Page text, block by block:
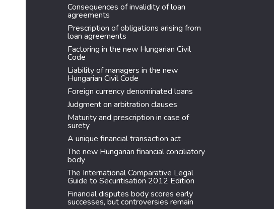
Consequences of invalidity of loan
agreements
Prescription of obligations arising from
loan agreements
Factoring in the new Hungarian Civil
Code
Liability of managers in the new
Hungarian Civil Code
Foreign currency denominated loans
Judgment on arbitration clauses
Maturity and prescription in case of
surety
A unique financial transaction act
The new Hungarian financial conciliatory
body
The International Comparative Legal
Guide to Securitisation 2012 Edition
Financial disputes body scores early
successes, but controversies remain